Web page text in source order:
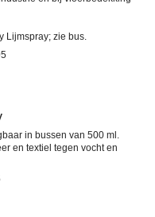
Lijmspray; zie bus.
in bussen van 500 ml.
en textiel tegen vocht en